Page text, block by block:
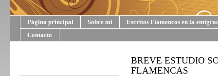
Página principal Sobre mi
Escritos Flamencos en la
Contacto
BREVE ESTUDIO
FLAMENCAS